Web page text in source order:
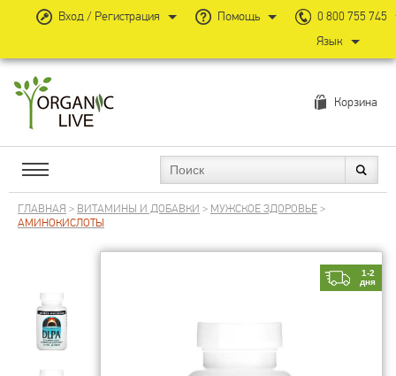
Корзина
ГЛАВНАЯ > ВИТАМИНЫ И ДОБАВКИ > МУЖСКОЕ ЗДОРОВЬЕ>
АМИНОКИСЛОТЫ
1-2
дня
Вход / Регистрация Помощь
0 800 755 745
Язык